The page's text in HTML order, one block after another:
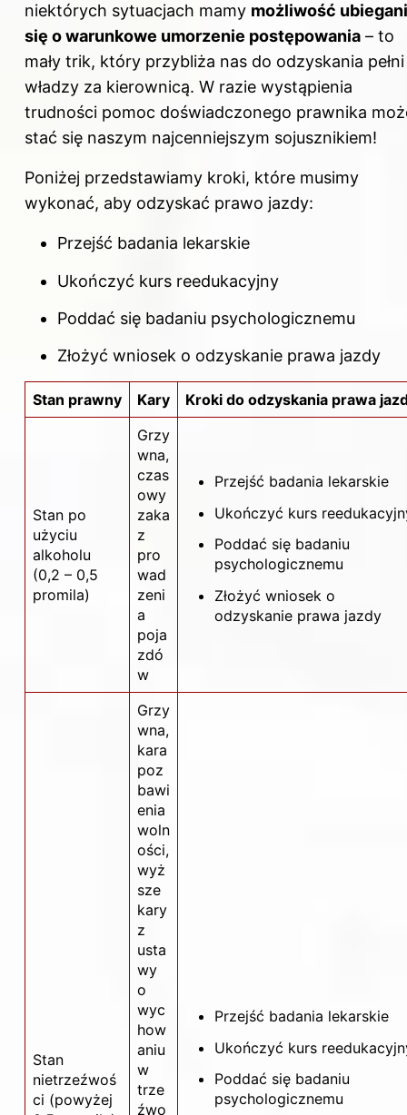
niektórych sytuacjach mamy możliwość
się o warunkowe umorzenie postępowania – to
mały trik, który przybliża nas do odzyskania pełni
władzy za kierownicą. W razie wystąpienia
trudności pomoc doświadczonego prawnika
stać się naszym najcenniejszym sojusznikiem!
Poniżej przedstawiamy kroki, które musimy
wykonać, aby odzyskać prawo jazdy:
Przejść badania lekarskie
Ukończyć kurs reedukacyjny
Poddać się badaniu psychologicznemu
Złożyć wniosek o odzyskanie prawa jazdy
Stan prawny Kary Kroki do odzyskania prawa
Stan po
użyciu
alkoholu
(0,2 – 0,5
promila)
Grzy
wna,
czas
owy
zaka
z
pro
wad
zeni
a
poja
zdó
w
Przejść badania lekarskie
Ukończyć kurs
Poddać się badaniu
psychologicznemu
Złożyć wniosek o
odzyskanie prawa jazdy
Stan
nietrzeźwoś
ci (powyżej
Grzy
wna,
kara
poz
bawi
enia
woln
ości,
wyż
sze
kary
z
usta
wy
o
wyc
how
aniu
w
trze
źwo
Przejść badania lekarskie
Ukończyć kurs
Poddać się badaniu
psychologicznemu